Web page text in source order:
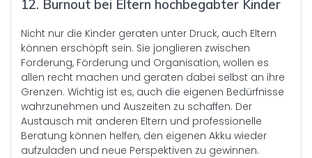
12. Burnout bei Eltern hochbegabter Kinder
Nicht nur die Kinder geraten unter Druck, auch Eltern
können erschöpft sein. Sie jonglieren zwischen
Forderung, Förderung und Organisation, wollen es
allen recht machen und geraten dabei selbst an ihre
Grenzen. Wichtig ist es, auch die eigenen Bedürfnisse
wahrzunehmen und Auszeiten zu schaffen. Der
Austausch mit anderen Eltern und professionelle
Beratung können helfen, den eigenen Akku wieder
aufzuladen und neue Perspektiven zu gewinnen.